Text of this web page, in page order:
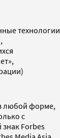
технологии
любой форме,
с
Forbes